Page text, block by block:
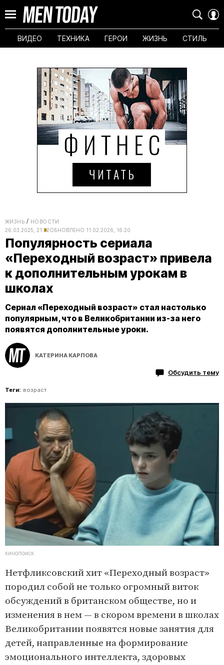
ВИДЕО ТЕХНИКА ГЕРОИ ЖИЗНЬ СТИЛЬ
ЖИЗНЬ
НОВОСТИ
26.03.2025, 21:22ОБНОВЛЕНО 11.02.2026, 16:20
Популярность сериала
«Переходный возраст» привела
к дополнительным урокам в
школах
Сериал «Переходный возраст» стал настолько
популярным, что в Великобритании из-за него
появятся дополнительные уроки.
КАТЕРИНА КАРПОВА
Обсудить тему
Теги: возраст
КИНОПОИСК
Нетфликсовский хит «Переходный возраст»
породил собой не только огромный виток
обсуждений в британском обществе, но и
изменения в нем — в скором времени в школах
Великобритании появятся новые занятия для
детей, направленные на формирование
эмоционального интеллекта, здоровых